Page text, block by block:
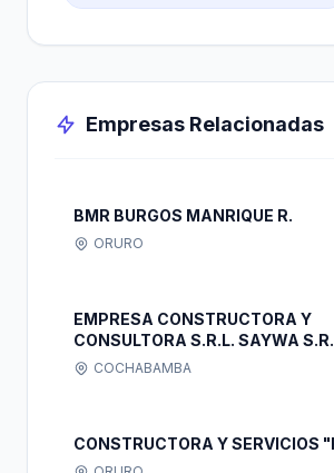
Empresas Relacionadas
BMR BURGOS MANRIQUE R.
ORURO
EMPRESA CONSTRUCTORA Y
CONSULTORA S.R.L. SAYWA
COCHABAMBA
CONSTRUCTORA Y SERVICIOS